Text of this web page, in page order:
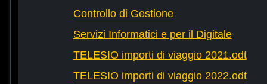
Controllo di Gestione
Servizi Informatici e per il Digitale
TELESIO importi di viaggio 2021.odt
TELESIO importi di viaggio 2022.odt